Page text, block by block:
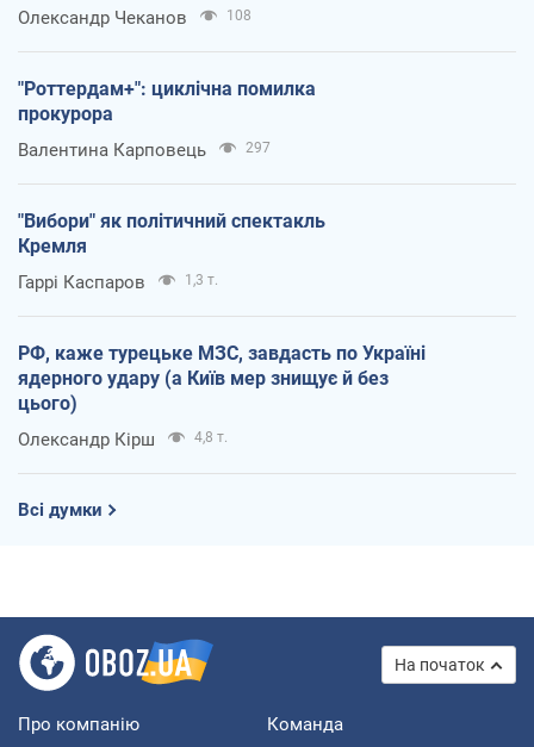
Олександр Чеканов 108
"Роттердам+": циклічна помилка
прокурора
Валентина Карповець 297
"Вибори" як політичний спектакль
Кремля
Гаррі Каспаров 1,3 т.
РФ, каже турецьке МЗС, завдасть по Україні
ядерного удару (а Київ мер знищує й без
цього)
Олександр Кірш 4,8 т.
Всі думки
На початок
Про компанію Команда